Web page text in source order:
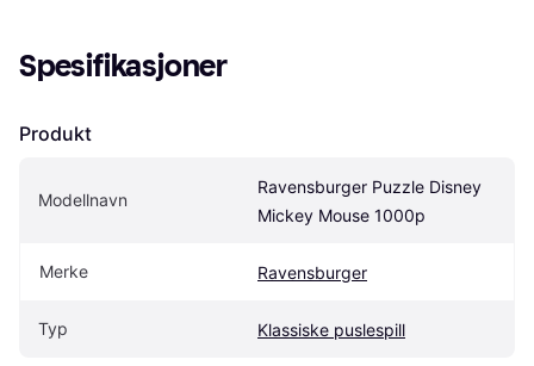
Spesifikasjoner
Produkt
Modellnavn
Ravensburger Puzzle Disney
Mickey Mouse 1000p
Merke Ravensburger
Typ Klassiske puslespill